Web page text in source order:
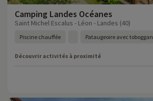
Camping Landes Océanes
Saint Michel Escalus - Léon - Landes (40)
Piscine chauffée Pataugeoire avec toboggan
Découvrir activités à proximité